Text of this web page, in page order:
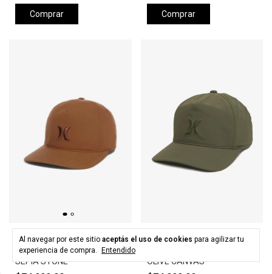
Al navegar por este sitio aceptás el uso de cookies para agilizar tu
experiencia de compra.
Entendido
Comprar Comprar
HURLEY
Gorra HURLEY LEVELS HAT -
SEPIA STONE
HURLEY
OLIVE CANVAS